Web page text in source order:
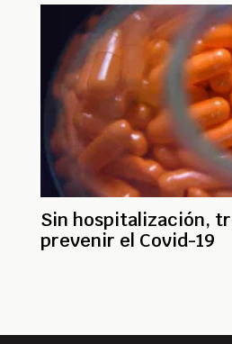
Sin hospitalización,
prevenir el Covid-19